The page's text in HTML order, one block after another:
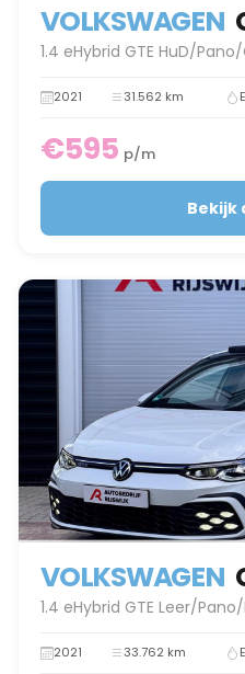
VOLKSWAGEN
1.4 eHybrid GTE HuD/
2021 31.562 km
€595 p/m
Bekijk
VOLKSWAGEN
1.4 eHybrid GTE Leer/
2021 33.762 km